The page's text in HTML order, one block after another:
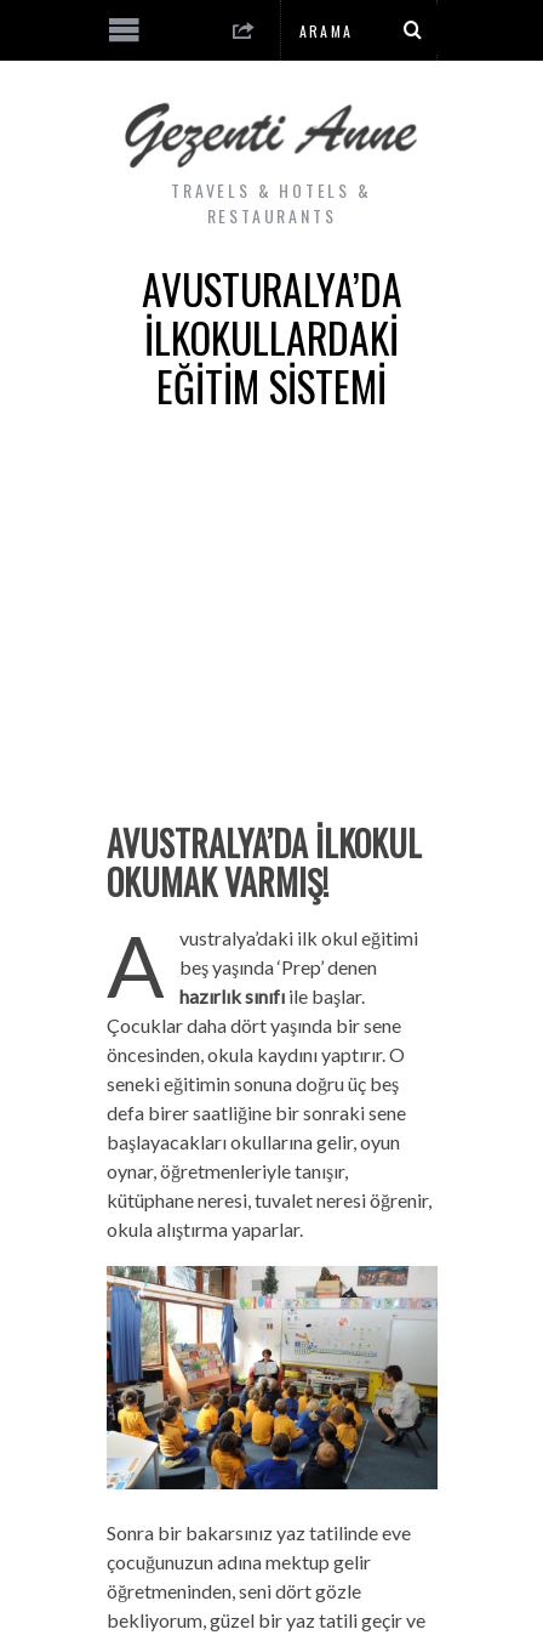
TRAVELS & HOTELS &
RESTAURANTS
AVUSTURALYA’DA
İLKOKULLARDAKI
EĞITIM SISTEMI
AVUSTRALYA’DA İLKOKUL
OKUMAK VARMIŞ!
A
vustralya’daki ilk okul eğitimi
beş yaşında ‘Prep’ denen
hazırlık sınıfıile başlar.
Çocuklar daha dört yaşında bir sene
öncesinden, okula kaydını yaptırır. O
seneki eğitimin sonuna doğru üç beş
defa birer saatliğine bir sonraki sene
başlayacakları okullarına gelir, oyun
oynar, öğretmenleriyle tanışır,
kütüphane neresi, tuvalet neresi öğrenir,
okula alıştırma yaparlar.
Sonra bir bakarsınız yaz tatilinde eve
çocuğunuzun adına mektup gelir
öğretmeninden, seni dört gözle
bekliyorum, güzel bir yaz tatili geçir ve